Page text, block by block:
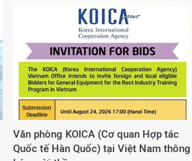
Văn phòng KOICA (Cơ quan Hợp tác
Quốc tế Hàn Quốc) tại Việt Nam thông